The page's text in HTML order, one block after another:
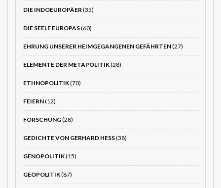
DIE INDOEUROPÄER (35)
DIE SEELE EUROPAS(60)
EHRUNG UNSERER HEIMGEGANGENEN GEFÄHRTEN(27)
ELEMENTE DER METAPOLITIK(28)
ETHNOPOLITIK(70)
FEIERN(12)
FORSCHUNG(28)
GEDICHTE VON GERHARD HESS(38)
GENOPOLITIK(15)
GEOPOLITIK(87)